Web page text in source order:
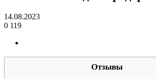
14.08.2023
0 119
Отзывы